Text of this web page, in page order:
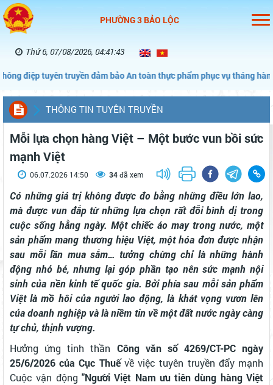
PHƯỜNG 3 BẢO LỘC
Thứ 6, 07/08/2026, 04:41:44
truyền đảm bảo An toàn thực phẩm phục vụ tháng hành động vì
THÔNG TIN TUYÊN TRUYỀN
Mỗi lựa chọn hàng Việt – Một bước vun bồi sức
mạnh Việt
06.07.2026 14:50 34đã xem
Có những giá trị không được đo bằng những điều lớn lao,
mà được vun đắp từ những lựa chọn rất đỗi bình dị trong
cuộc sống hằng ngày. Một chiếc áo may trong nước, một
sản phẩm mang thương hiệu Việt, một hóa đơn được nhận
sau mỗi lần mua sắm… tưởng chừng chỉ là những hành
động nhỏ bé, nhưng lại góp phần tạo nên sức mạnh nội
sinh của nền kinh tế quốc gia. Bởi phía sau mỗi sản phẩm
Việt là mồ hôi của người lao động, là khát vọng vươn lên
của doanh nghiệp và là niềm tin về một đất nước ngày càng
tự chủ, thịnh vượng.
Hưởng ứng tinh thần Công văn số 4269/CT-PC ngày
25/6/2026 của Cục Thuếvề việc tuyên truyền đẩy mạnh
Cuộc vận động "Người Việt Nam ưu tiên dùng hàng Việt